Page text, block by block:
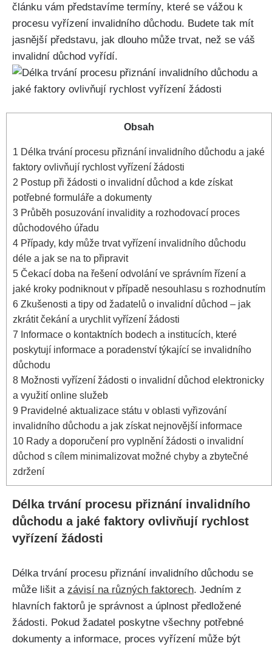
článku vám představíme termíny, které se vážou k
procesu vyřízení invalidního důchodu. Budete tak mít
jasnější představu, jak dlouho může trvat, než se váš
invalidní důchod vyřídí.
Obsah
1 Délka trvání procesu přiznání invalidního důchodu a jaké
faktory ovlivňují rychlost vyřízení žádosti
2 Postup při žádosti o invalidní důchod a kde získat
potřebné formuláře a dokumenty
3 Průběh posuzování invalidity a rozhodovací proces
důchodového úřadu
4 Případy, kdy může trvat vyřízení invalidního důchodu
déle a jak se na to připravit
5 Čekací doba na řešení odvolání ve správním řízení a
jaké kroky podniknout v případě nesouhlasu s rozhodnutím
6 Zkušenosti a tipy od žadatelů o invalidní důchod – jak
zkrátit čekání a urychlit vyřízení žádosti
7 Informace o kontaktních bodech a institucích, které
poskytují informace a poradenství týkající se invalidního
důchodu
8 Možnosti vyřízení žádosti o invalidní důchod elektronicky
a využití online služeb
9 Pravidelné aktualizace státu v oblasti vyřizování
invalidního důchodu a jak získat nejnovější informace
10 Rady a doporučení pro vyplnění žádosti o invalidní
důchod s cílem minimalizovat možné chyby a zbytečné
zdržení
Délka trvání procesu přiznání invalidního
důchodu a jaké faktory ovlivňují rychlost
vyřízení žádosti
Délka trvání procesu přiznání invalidního důchodu se
může lišit a závisí na různých faktorech. Jedním z
hlavních faktorů je správnost a úplnost předložené
žádosti. Pokud žadatel poskytne všechny potřebné
dokumenty a informace, proces vyřízení může být